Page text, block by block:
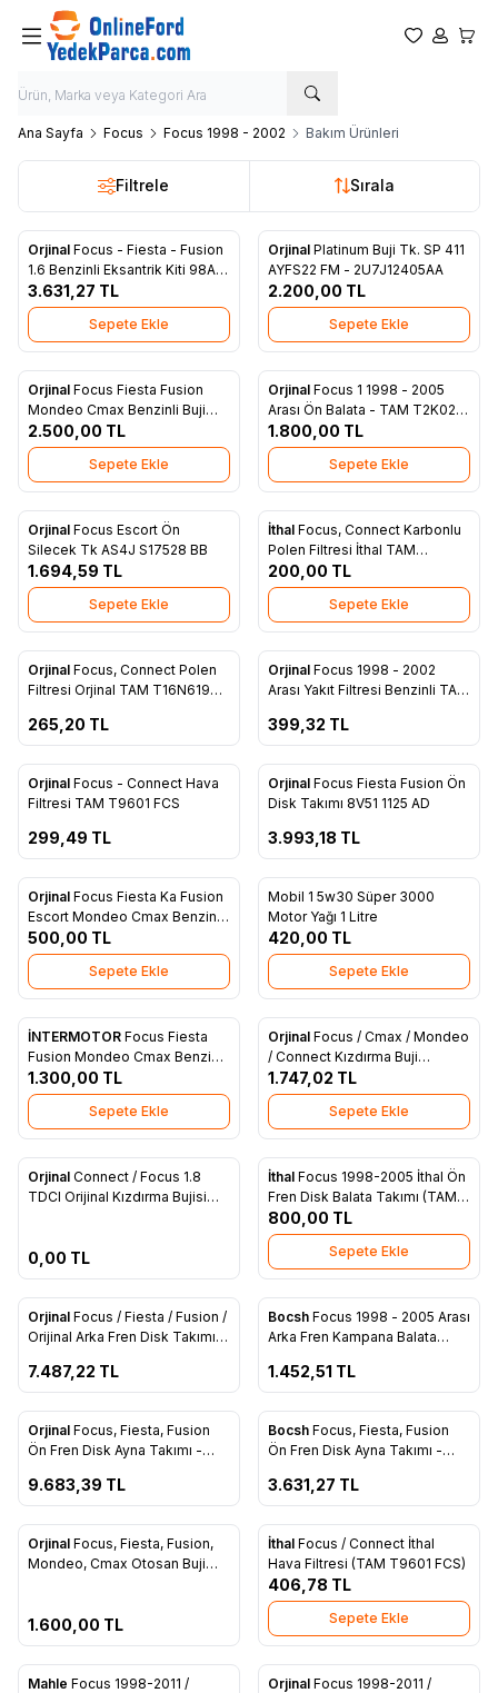
Favorilerim
Hesabım
Ana Sayfa Focus Focus 1998 - 2002 Bakım Ürünleri
Filtrele Sırala
Favorilere Ekle
Orjinal Focus - Fiesta - Fusion
1.6 Benzinli Eksantrik Kiti 98AB
6K288 AA
3.631,27 TL
Sepete Ekle
Favorilere Ekle
Orjinal Platinum Buji Tk. SP 411
AYFS22 FM - 2U7J12405AA
2.200,00 TL
Sepete Ekle
Favorilere Ekle
Orjinal Focus Fiesta Fusion
Mondeo Cmax Benzinli Buji
Kablo Tk. YS6F 12280 A1A
2.500,00 TL
Sepete Ekle
Favorilere Ekle
Orjinal Focus 1 1998 - 2005
Arası Ön Balata - TAM T2K021
FCS
1.800,00 TL
Sepete Ekle
Favorilere Ekle
Orjinal Focus Escort Ön
Silecek Tk AS4J S17528 BB
1.694,59 TL
Sepete Ekle
Favorilere Ekle
İthal Focus, Connect Karbonlu
Polen Filtresi İthal TAM
T16N619 FCS
200,00 TL
Sepete Ekle
Favorilere Ekle
Orjinal Focus, Connect Polen
Filtresi Orjinal TAM T16N619
265,20 TL
Favorilere Ekle
Tükendi
Orjinal Focus 1998 - 2002
Arası Yakıt Filtresi Benzinli TAM
399,32 TL
Favorilere Ekle
Orjinal Focus - Connect Hava
Filtresi TAM T9601 FCS
299,49 TL
Favorilere Ekle
Tükendi
Orjinal Focus Fiesta Fusion Ön
Disk Takımı 8V51 1125 AD
3.993,18 TL
Favorilere Ekle
Orjinal Focus Fiesta Ka Fusion
Escort Mondeo Cmax Benzinli
Yağ Filtresi 978M 6714 B7A
500,00 TL
Sepete Ekle
Yeni
Favorilere Ekle
Mobil 1 5w30 Süper 3000
Motor Yağı 1 Litre
420,00 TL
Sepete Ekle
Yeni
Favorilere Ekle
İNTERMOTOR Focus Fiesta
Fusion Mondeo Cmax Benzinli
1.300,00 TL
Sepete Ekle
Favorilere Ekle
Orjinal Focus / Cmax / Mondeo
/ Connect Kızdırma Buji
Kablosu (4M5Q 6M091 AB)
1.747,02 TL
Sepete Ekle
Favorilere Ekle
Orjinal Connect / Focus 1.8
TDCI Orijinal Kızdırma Bujisi
0,00 TL
Favorilere Ekle
İthal Focus 1998-2005 İthal Ön
Fren Disk Balata Takımı (TAM
T2K021 FCS)
800,00 TL
Sepete Ekle
Favorilere Ekle
Orjinal Focus / Fiesta / Fusion /
Orijinal Arka Fren Disk Takımı
7.487,22 TL
Favorilere Ekle
Tükendi
Bocsh Focus 1998 - 2005 Arası
Arka Fren Kampana Balata
1.452,51 TL
Favorilere Ekle
Orjinal Focus, Fiesta, Fusion
Ön Fren Disk Ayna Takımı -
9.683,39 TL
Favorilere Ekle
Tükendi
Bocsh Focus, Fiesta, Fusion
Ön Fren Disk Ayna Takımı -
3.631,27 TL
Favorilere Ekle
Orjinal Focus, Fiesta, Fusion,
Mondeo, Cmax Otosan Buji
1.600,00 TL
Favorilere Ekle
İthal Focus / Connect İthal
Hava Filtresi (TAM T9601 FCS)
406,78 TL
Sepete Ekle
Mahle Focus 1998-2011 /
Tükendi
Orjinal Focus 1998-2011 /